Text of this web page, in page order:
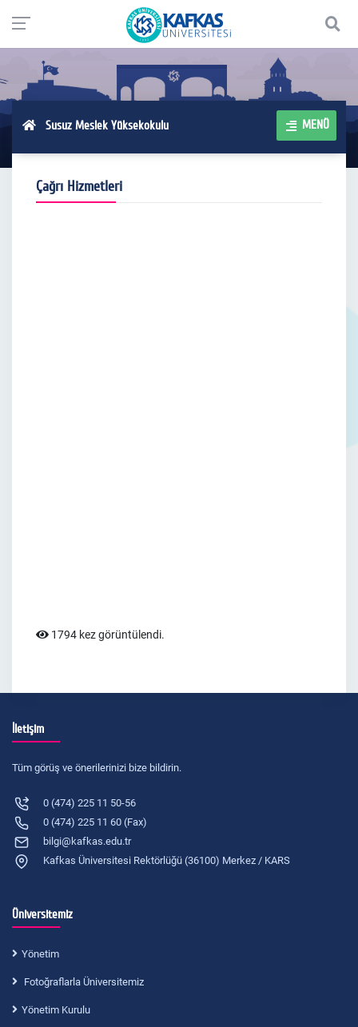
Susuz Meslek Yüksekokulu MENÜ
Çağrı Hizmetleri
1794 kez görüntülendi.
İletişim
Tüm görüş ve önerilerinizi bize bildirin.
0 (474) 225 11 50-56
0 (474) 225 11 60 (Fax)
bilgi@kafkas.edu.tr
Kafkas Üniversitesi Rektörlüğü (36100) Merkez / KARS
Üniversitemiz
Yönetim
Fotoğraflarla Üniversitemiz
Yönetim Kurulu